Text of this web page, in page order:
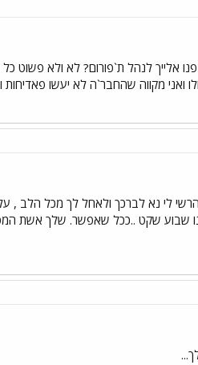
אלייך לנהל ת`פורום? לא ולא פשוט
ואני מקווה שהחבר`ה לא יעשו פאדיחות
לי נא לברכך ולאחל לך מכל הלב ,
שבוע שקט ..ככל שאפשר. שלך אשת